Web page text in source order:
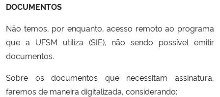
DOCUMENTOS
Não temos, por enquanto, acesso remoto ao programa
que a UFSM utiliza (SIE), não sendo possível emitir
documentos.
Sobre os documentos que necessitam assinatura,
faremos de maneira digitalizada, considerando: